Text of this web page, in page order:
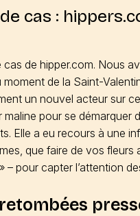
cas :
cas de hipper.com. Nous
moment de la Saint-
un nouvel acteur sur
maline pour se démarquer
Elle a eu recours à une
que faire de vos fleurs
– pour capter l’attention